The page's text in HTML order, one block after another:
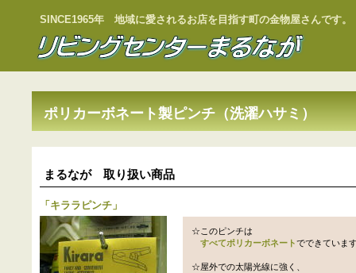
SINCE1965年 地域に愛されるお店を目指す町の金物屋さんです。
ポリカーボネート製ピンチ（洗濯ハサミ）
まるなが 取り扱い商品
「 キララピンチ 」
☆このピンチは
すべてポリカーボネートでできていま
☆屋外での太陽光線に強く、